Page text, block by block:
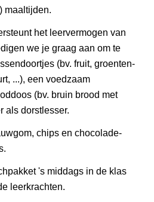
maaltijden.
het leervermogen van
we je graag aan om te
(bv. fruit, groenten-
...), een voedzaam
(bv. bruin brood met
als dorstlesser.
chips en chocolade-
's middags in de klas
leerkrachten.